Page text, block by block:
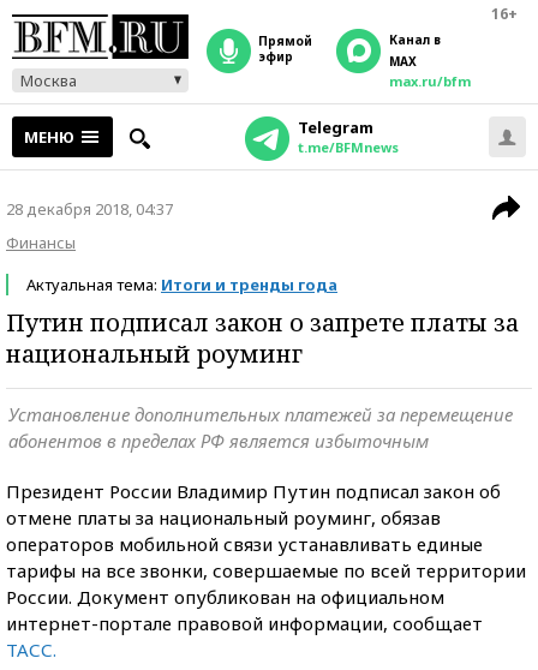
16+
Москва
прямой
эфир
Канал в
MAX
max.ru/bfm
МЕНЮ Telegram
t.me/BFMnews
28 декабря 2018, 04:37
Финансы
Актуальная тема: Итоги и тренды года
Путин подписал закон о запрете платы за
национальный роуминг
Установление дополнительных платежей за перемещение
абонентов в пределах РФ является избыточным
Президент России Владимир Путин подписал закон об
отмене платы за национальный роуминг, обязав
операторов мобильной связи устанавливать единые
тарифы на все звонки, совершаемые по всей территории
России. Документ опубликован на официальном
интернет-портале правовой информации, сообщает
ТАСС.